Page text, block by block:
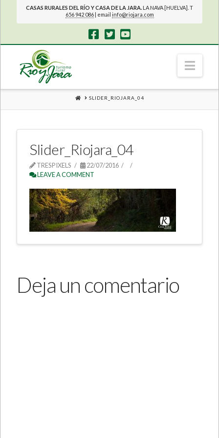
CASAS RURALES DEL RÍO Y CASA DE LA JARA. LA NAVA [HUELVA]. T
656 942 086| email info@riojara.com
HOMESLIDER_RIOJARA_04
Slider_Riojara_04
TRESPIXELS
22/07/2016
LEAVE A COMMENT
Deja un comentario